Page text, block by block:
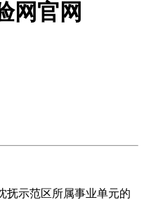
网官网
示范区所属事业单元的